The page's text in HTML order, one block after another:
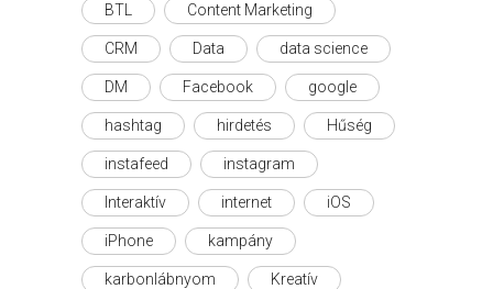
BTL Content Marketing
CRM Data data science
DM Facebook google
hashtag hirdetés Hűség
instafeed instagram
Interaktív internet iOS
iPhone kampány
karbonlábnyom Kreatív